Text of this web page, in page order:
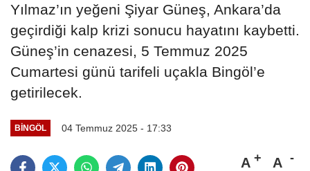
Yılmaz’ın yeğeni Şiyar Güneş, Ankara’da
geçirdiği kalp krizi sonucu hayatını kaybetti.
Güneş’in cenazesi, 5 Temmuz 2025
Cumartesi günü tarifeli uçakla Bingöl’e
getirilecek.
BINGÖL 04 Temmuz 2025 - 17:33
A A